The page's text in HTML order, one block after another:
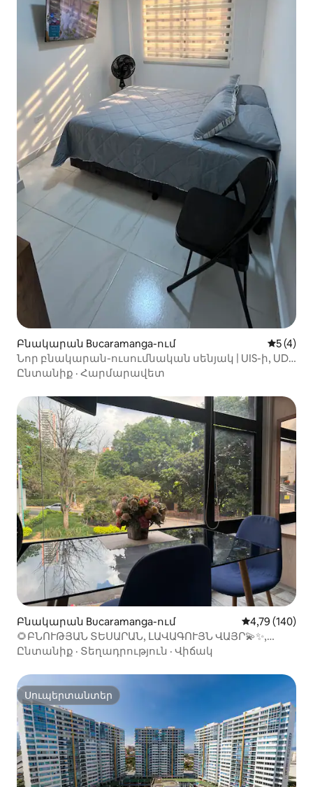
Բնակարան Bucaramanga-ում Միջին
5 (4)
Նոր բնակարան-ուսումնական սենյակ | UIS-ի, UDI-
ի, USTA-ի մոտ | Wi-Fi
Ընտանիք · Հարմարավետ
Բնակարան Bucaramanga-ում Միջին
4,79 (140)
🌻ԲՆՈՒԹՅԱՆ ՏԵՍԱՐԱՆ, ԼԱՎԱԳՈՒՅՆ ՎԱՅՐ💫✨,
ԶԱՐՄԱՆԱՀՐԱՇ ՎԱՅՐ
Ընտանիք · Տեղադրություն · Վիճակ
Սուպերտանտեր
Սուպերտանտեր